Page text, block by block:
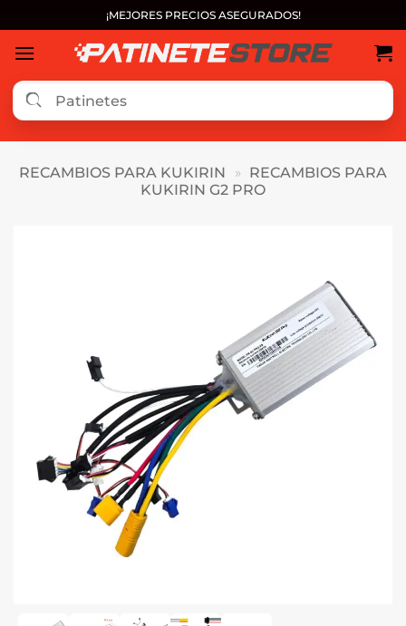
al
contenido
¡MEJORES PRECIOS ASEGURADOS!
RECAMBIOS PARA KUKIRIN » RECAMBIOS PARA
KUKIRIN G2 PRO